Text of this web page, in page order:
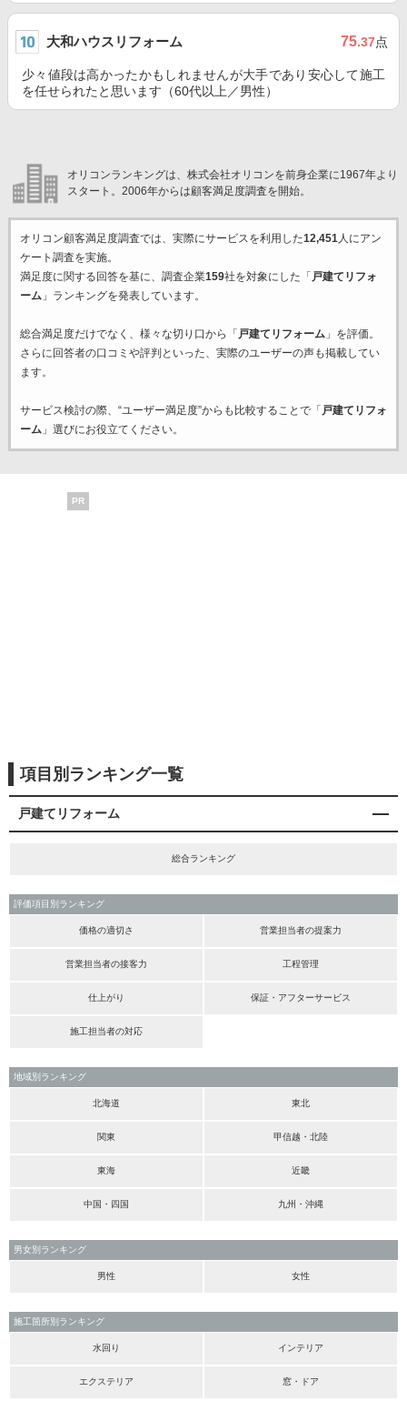
大和ハウスリフォーム 75.37点
少々値段は高かったかもしれませんが大手であり安心して施工
を任せられたと思います（60代以上／男性）
オリコンランキングは、株式会社オリコンを前身企業に1967年より
スタート。2006年からは顧客満足度調査を開始。
オリコン顧客満足度調査では、実際にサービスを利用した12,451人にアン
ケート調査を実施。
満足度に関する回答を基に、調査企業159社を対象にした「 戸建てリフォ
ーム」ランキングを発表しています。
総合満足度だけでなく、様々な切り口から「 戸建てリフォーム」を評価。
さらに回答者の口コミや評判といった、実際のユーザーの声も掲載してい
ます。
サービス検討の際、“ユーザー満足度”からも比較することで「 戸建てリフォ
ーム」選びにお役立てください。
PR
項目別ランキング一覧
戸建てリフォーム
総合ランキング
評価項目別ランキング
価格の適切さ 営業担当者の提案力
営業担当者の接客力 工程管理
仕上がり 保証・アフターサービス
施工担当者の対応
地域別ランキング
北海道 東北
関東 甲信越・北陸
東海 近畿
中国・四国 九州・沖縄
男女別ランキング
男性 女性
施工箇所別ランキング
水回り インテリア
エクステリア 窓・ドア